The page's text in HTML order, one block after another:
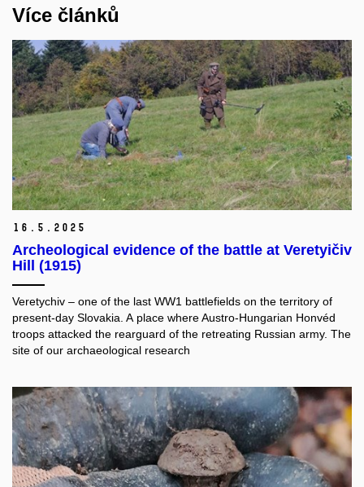
Více článků
16. 5. 2025
Archeological evidence of the battle at Veretyičiv
Hill (1915)
Veretychiv – one of the last WW1 battlefields on the territory of
present-day Slovakia. A place where Austro-Hungarian Honvéd
troops attacked the rearguard of the retreating Russian army. The
site of our archaeological research